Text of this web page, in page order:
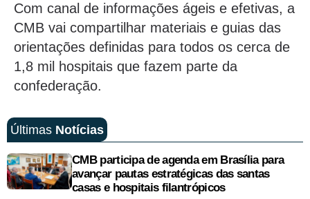
Com canal de informações ágeis e efetivas, a
CMB vai compartilhar materiais e guias das
orientações definidas para todos os cerca de
1,8 mil hospitais que fazem parte da
confederação.
Últimas Notícias
CMB participa de agenda em Brasília para
avançar pautas estratégicas das santas
casas e hospitais filantrópicos